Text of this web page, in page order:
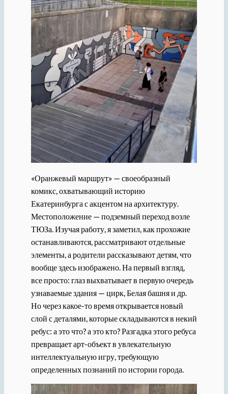
«Оранжевый маршрут» — своеобразный
комикс, охватывающий историю
Екатеринбурга с акцентом на архитектуру.
Местоположение — подземный переход возле
ТЮЗа. Изучая работу, я заметил, как прохожие
останавливаются, рассматривают отдельные
элементы, а родители рассказывают детям, что
вообще здесь изображено. На первый взгляд,
все просто: глаз выхватывает в первую очередь
узнаваемые здания — цирк, Белая башня и др.
Но через какое-то время открывается новый
слой с деталями, которые складываются в некий
ребус: а это что? а это кто? Разгадка этого ребуса
превращает арт-объект в увлекательную
интеллектуальную игру, требующую
определенных познаний по истории города.